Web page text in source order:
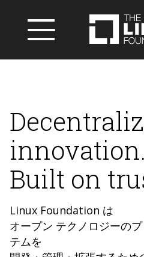
innovation.
Built on
Linux Foundation は
オープン テクノロジーの
テムを